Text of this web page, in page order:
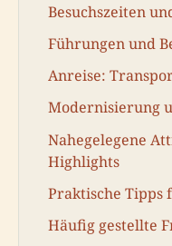
Besuchszeiten
Führungen und
Anreise:
Modernisierung
Nahegelegene
Highlights
Praktische Tipps
Häufig gestellte